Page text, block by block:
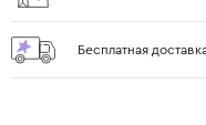
Бесплатная